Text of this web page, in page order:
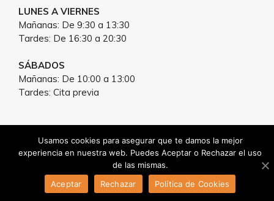
LUNES A VIERNES
Mañanas: De 9:30 a 13:30
Tardes: De 16:30 a 20:30
SÁBADOS
Mañanas: De 10:00 a 13:00
Tardes: Cita previa
2026 © Fincas Falex -Aviso legal-Política de
Privacidad-Política de Cookies
Usamos cookies para asegurar que te damos la mejor
experiencia en nuestra web. Puedes Aceptar o Rechazar el uso
de las mismas.
Aceptar
Rechazar Política de Cookies